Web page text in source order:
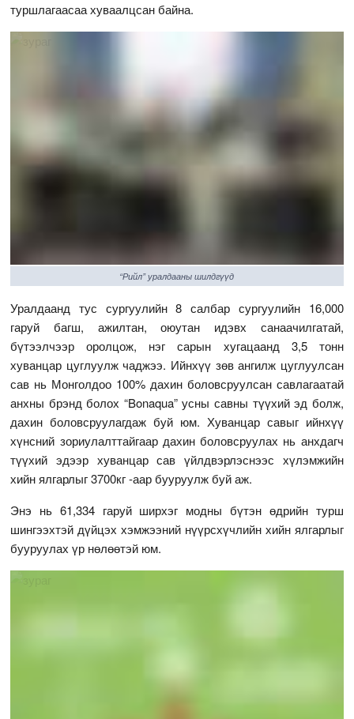
туршлагаасаа хуваалцсан байна.
“Рийл” уралдааны шилдгүүд
Уралдаанд тус сургуулийн 8 салбар сургуулийн 16,000
гаруй багш, ажилтан, оюутан идэвх санаачилгатай,
бүтээлчээр оролцож, нэг сарын хугацаанд 3,5 тонн
хуванцар цуглуулж чаджээ. Ийнхүү зөв ангилж цуглуулсан
сав нь Монголдоо 100% дахин боловсруулсан савлагаатай
анхны брэнд болох “Bonaqua” усны савны түүхий эд болж,
дахин боловсруулагдаж буй юм. Хуванцар савыг ийнхүү
хүнсний зориулалттайгаар дахин боловсруулах нь анхдагч
түүхий эдээр хуванцар сав үйлдвэрлэснээс хүлэмжийн
хийн ялгарлыг 3700кг -аар бууруулж буй аж.
Энэ нь 61,334 гаруй ширхэг модны бүтэн өдрийн турш
шингээхтэй дүйцэх хэмжээний нүүрсхүчлийн хийн ялгарлыг
бууруулах үр нөлөөтэй юм.